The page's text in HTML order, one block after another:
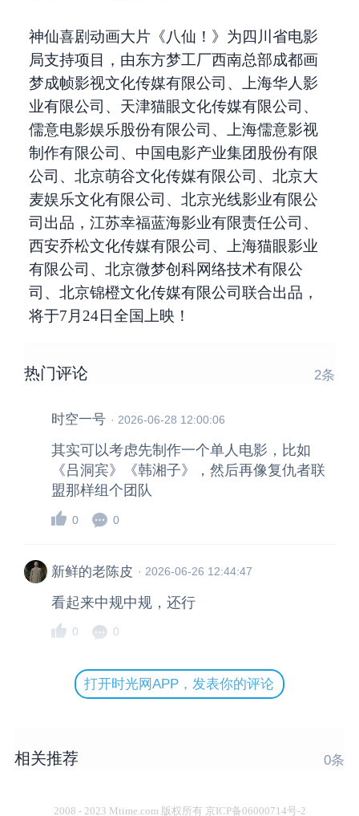
神仙喜剧动画大片《八仙！》为四川省电影
局支持项目，由东方梦工厂西南总部成都画
梦成帧影视文化传媒有限公司、上海华人影
业有限公司、天津猫眼文化传媒有限公司、
儒意电影娱乐股份有限公司、上海儒意影视
制作有限公司、中国电影产业集团股份有限
公司、北京萌谷文化传媒有限公司、北京大
麦娱乐文化有限公司、北京光线影业有限公
司出品，江苏幸福蓝海影业有限责任公司、
西安乔松文化传媒有限公司、上海猫眼影业
有限公司、北京微梦创科网络技术有限公
司、北京锦橙文化传媒有限公司联合出品，
将于7月24日全国上映！
热门评论 2条
时空一号 · 2026-06-28 12:00:06
其实可以考虑先制作一个单人电影，比如
《吕洞宾》《韩湘子》，然后再像复仇者联
盟那样组个团队
0 0
新鲜的老陈皮 ·2026-06-26 12:44:47
看起来中规中规，还行
0 0
打开时光网APP，发表你的评论
相关推荐 0条
2008 - 2023 Mtime.com 版权所有 京ICP备06000714号-2